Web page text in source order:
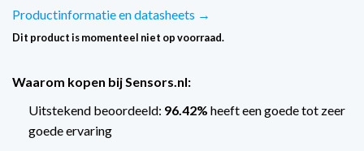
Productinformatie en datasheets →
Dit product is momenteel niet op voorraad.
Waarom kopen bij Sensors.nl:
Uitstekend beoordeeld: 96.42% heeft een goede tot zeer
goede ervaring